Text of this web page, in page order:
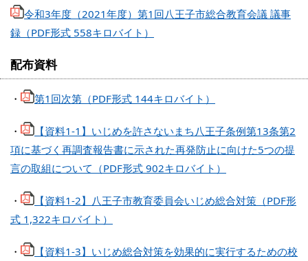
令和3年度（2021年度）第1回八王子市総合教育会議 議事
録（PDF形式 558キロバイト）
配布資料
・ 第1回次第（PDF形式 144キロバイト）
・
【資料1-1】いじめを許さないまち八王子条例第13条第2
項に基づく再調査報告書に示された再発防止に向けた5つの提
言の取組について（PDF形式 902キロバイト）
・
【資料1-2】八王子市教育委員会いじめ総合対策（PDF形
式 1,322キロバイト）
・
【資料1-3】いじめ総合対策を効果的に実行するための校